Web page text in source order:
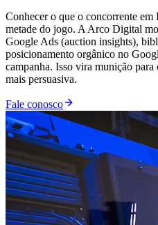
Conhecer o que o concorrente
metade do jogo. A Arco Digital
Google Ads (auction insights),
posicionamento orgânico no
campanha. Isso vira munição
mais persuasiva.
Fale conosco